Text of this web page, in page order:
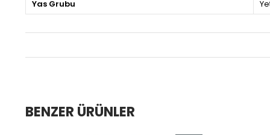
Yas Grubu
BENZER ÜRÜNLER